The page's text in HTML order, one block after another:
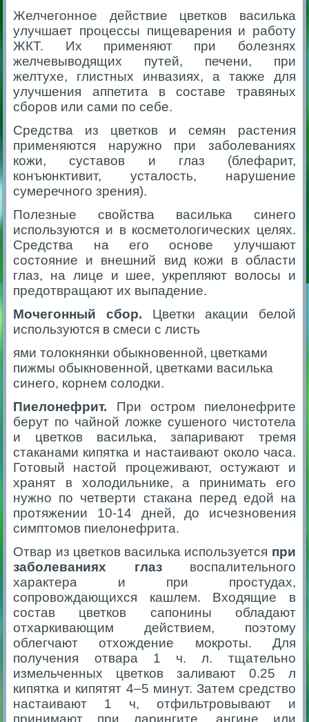
Желчегонное действие цветков василька
улучшает процессы пищеварения и работу
ЖКТ. Их применяют при болезнях
желчевыводящих путей, печени, при
желтухе, глистных инвазиях, а также для
улучшения аппетита в составе травяных
сборов или сами по себе.
Средства из цветков и семян растения
применяются наружно при заболеваниях
кожи, суставов и глаз (блефарит,
конъюнктивит, усталость, нарушение
сумеречного зрения).
Полезные свойства василька синего
используются и в косметологических целях.
Средства на его основе улучшают
состояние и внешний вид кожи в области
глаз, на лице и шее, укрепляют волосы и
предотвращают их выпадение.
Мочегонный сбор. Цветки акации белой
используются в смеси с листь
ями толокнянки обыкновенной, цветками
пижмы обыкновенной, цветками василька
синего, корнем солодки.
Пиелонефрит. При остром пиелонефрите
берут по чайной ложке сушеного чистотела
и цветков василька, запаривают тремя
стаканами кипятка и настаивают около часа.
Готовый настой процеживают, остужают и
хранят в холодильнике, а принимать его
нужно по четверти стакана перед едой на
протяжении 10-14 дней, до исчезновения
симптомов пиелонефрита.
Отвар из цветков василька используется при
заболеваниях глазвоспалительного
характера и при простудах,
сопровождающихся кашлем. Входящие в
состав цветков сапонины обладают
отхаркивающим действием, поэтому
облегчают отхождение мокроты. Для
получения отвара 1 ч. л. тщательно
измельченных цветков заливают 0.25 л
кипятка и кипятят 4–5 минут. Затем средство
настаивают 1 ч, отфильтровывают и
принимают при ларингите, ангине или